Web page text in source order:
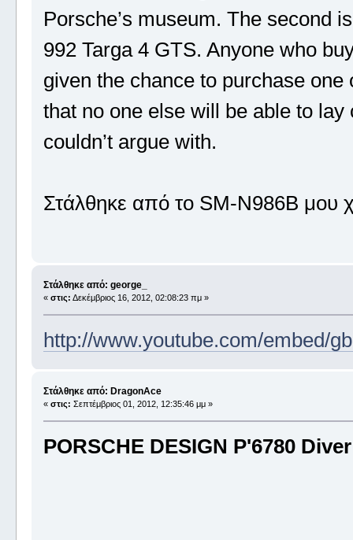
Porsche’s museum. The second
992 Targa 4 GTS. Anyone who
given the chance to purchase
that no one else will be able to lay
couldn’t argue with.
Στάλθηκε από το SM-N986B μου
Στάλθηκε από: george_
« στις: Δεκέμβριος 16, 2012, 02:08:23 πμ »
http://www.youtube.com/embed/
Στάλθηκε από: DragonAce
« στις: Σεπτέμβριος 01, 2012, 12:35:46 μμ »
PORSCHE DESIGN P'6780